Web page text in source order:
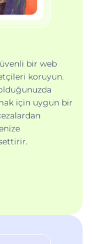
bir web
koruyun.
için uygun bir